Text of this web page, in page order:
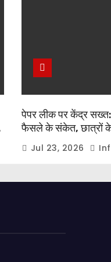
पेपर लीक पर केंद्र
फैसले के संकेत, छात्रों के
प्रधानमंत्री नरेंद्र मोदी
Jul 23, 2026